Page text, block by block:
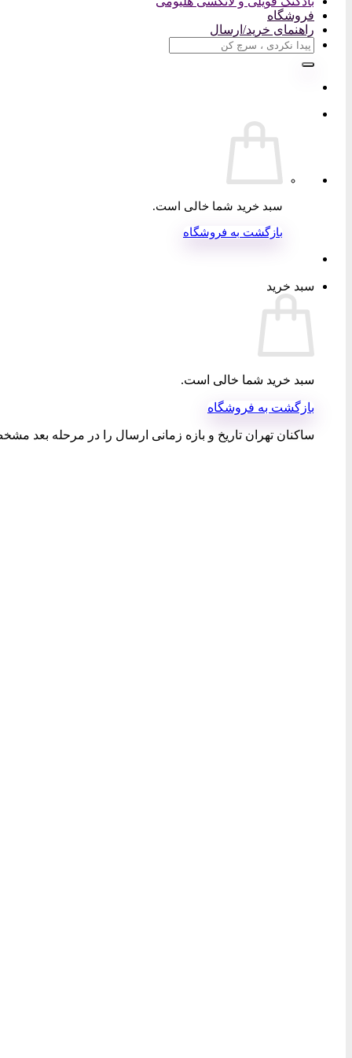
فروشگاه
راهنمای خرید/ارسال
جستجو
سبد خرید شما خالی است.
بازگشت به فروشگاه
سبد خرید
سبد خرید شما خالی است.
بازگشت به فروشگاه
ساکنان تهران تاریخ و بازه زمانی ارسال را در مرحله بعد